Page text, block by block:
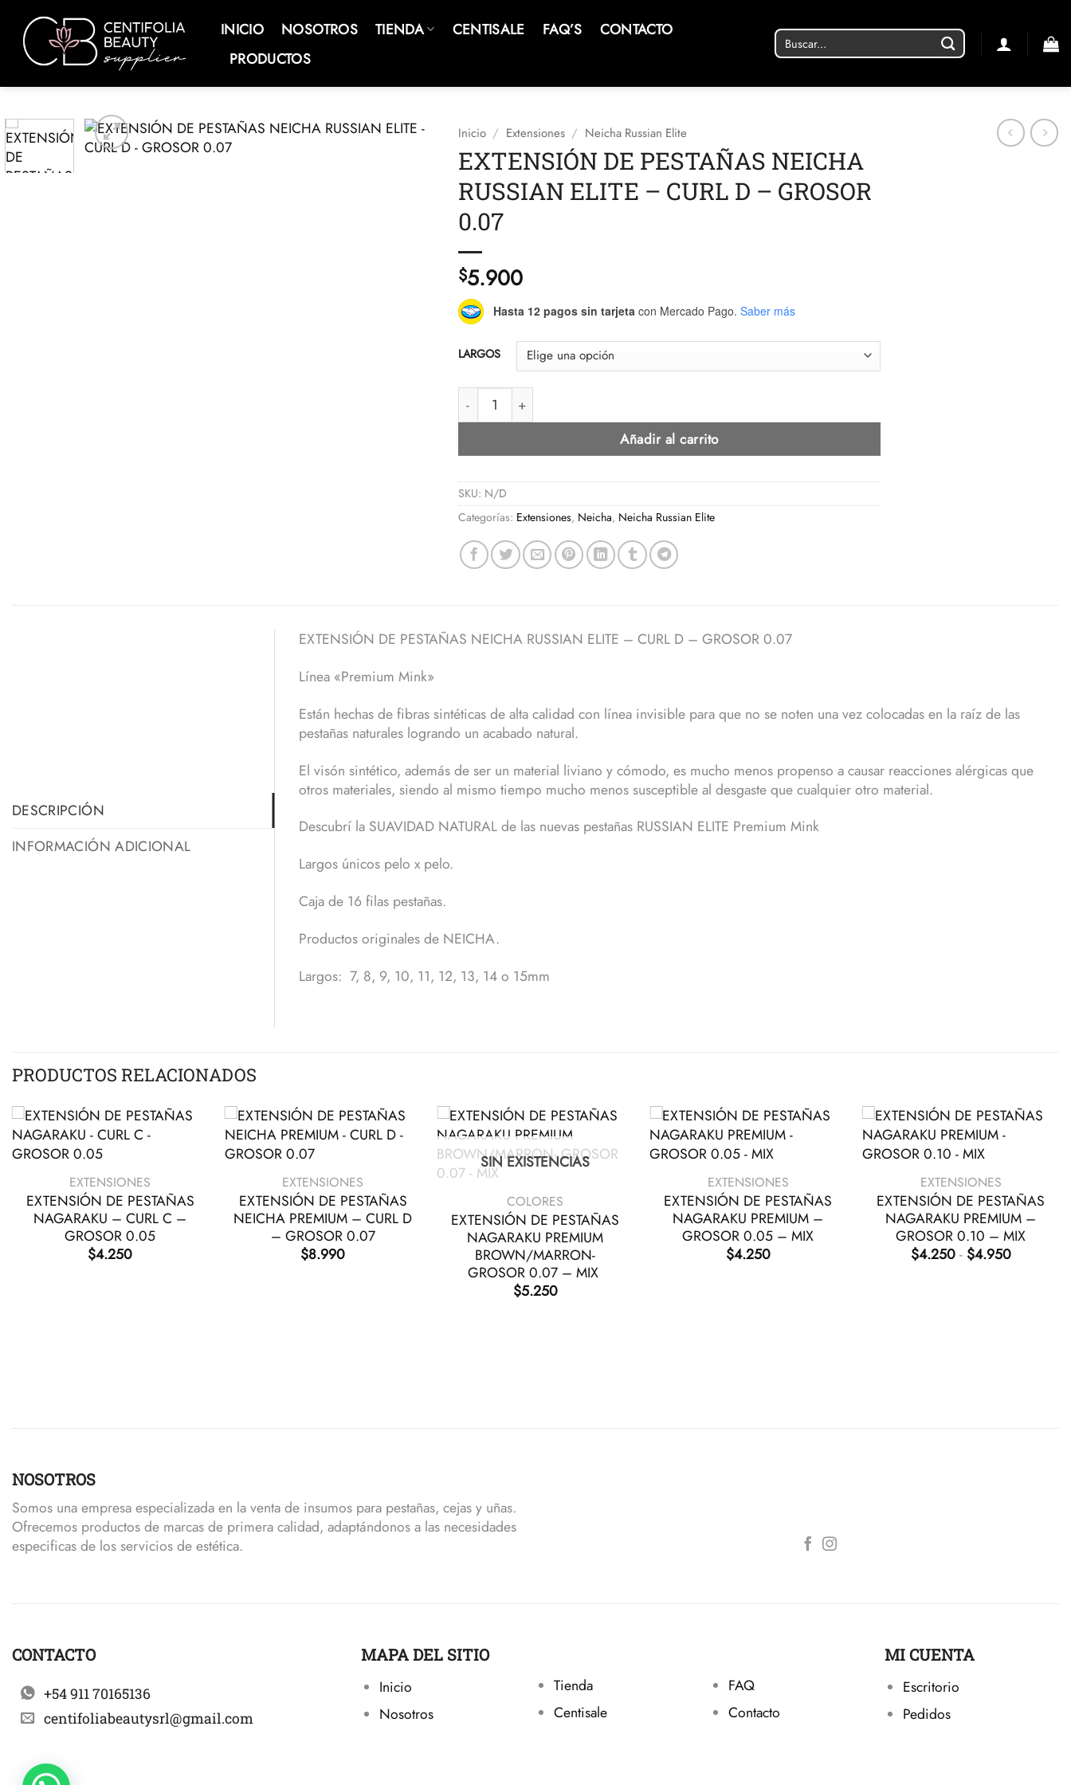
contenido
INICIO NOSOTROS TIENDA CENTISALE FAQ’S
CONTACTO
PRODUCTOS
Buscar
por:
Inicio / Extensiones / Neicha Russian Elite
EXTENSIÓN DE PESTAÑAS NEICHA
RUSSIAN ELITE – CURL D – GROSOR
0.07
$5.900
Hasta 12 pagos sin tarjeta con Mercado Pago. Saber más
LARGOS
EXTENSIÓN DE PESTAÑAS NEICHA RUSSIAN ELITE - CURL D - GROSOR 0.07 cantidad
Añadir al carrito
SKU: N/D
Categorías: Extensiones, Neicha, Neicha Russian Elite
DESCRIPCIÓN
INFORMACIÓN ADICIONAL
EXTENSIÓN DE PESTAÑAS NEICHA RUSSIAN ELITE – CURL D – GROSOR 0.07
Línea «Premium Mink»
Están hechas de fibras sintéticas de alta calidad con línea invisible para que no se noten una vez colocadas en la raíz de las
pestañas naturales logrando un acabado natural.
El visón sintético, además de ser un material liviano y cómodo, es mucho menos propenso a causar reacciones alérgicas que
otros materiales, siendo al mismo tiempo mucho menos susceptible al desgaste que cualquier otro material.
Descubrí la SUAVIDAD NATURAL de las nuevas pestañas RUSSIAN ELITE Premium Mink
Largos únicos pelo x pelo.
Caja de 16 filas pestañas.
Productos originales de NEICHA.
Largos: 7, 8, 9, 10, 11, 12, 13, 14 o 15mm
PRODUCTOS RELACIONADOS
EXTENSIONES
EXTENSIÓN DE PESTAÑAS
NAGARAKU – CURL C –
GROSOR 0.05
$4.250
EXTENSIONES
EXTENSIÓN DE PESTAÑAS
NEICHA PREMIUM – CURL D
– GROSOR 0.07
$8.990
SIN EXISTENCIAS
COLORES
EXTENSIÓN DE PESTAÑAS
NAGARAKU PREMIUM
BROWN/MARRON-
GROSOR 0.07 – MIX
$5.250
EXTENSIONES
EXTENSIÓN DE PESTAÑAS
NAGARAKU PREMIUM –
GROSOR 0.05 – MIX
$4.250
EXTENSIONES
EXTENSIÓN DE PESTAÑAS
NAGARAKU PREMIUM –
GROSOR 0.10 – MIX
$4.250 - $4.950Rango
NOSOTROS
Somos una empresa especializada en la venta de insumos para pestañas, cejas y uñas.
Ofrecemos productos de marcas de primera calidad, adaptándonos a las necesidades
especificas de los servicios de estética.
CONTACTO
+54 911 70165136
centifoliabeautysrl@gmail.com
MAPA DEL SITIO
Inicio
Nosotros
Tienda
Centisale
FAQ
Contacto
MI CUENTA
Escritorio
Pedidos